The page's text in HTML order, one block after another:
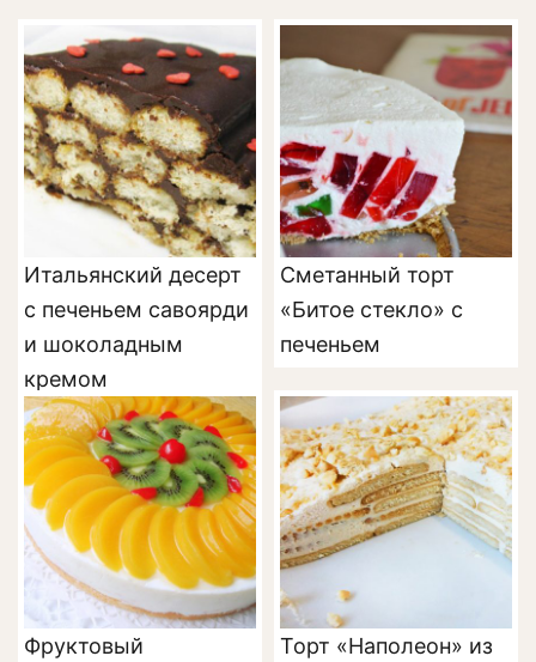
Итальянский десерт
с печеньем савоярди
и шоколадным
кремом
Сметанный торт
«Битое стекло» с
печеньем
Фруктовый Торт «Наполеон» из